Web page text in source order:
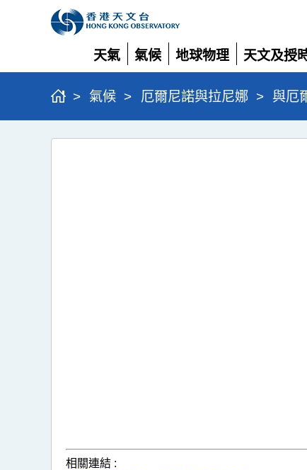
天氣
展
開
氣候
展
開
地球物理
展
開
天文及授
展
開
> 氣候 > 厄爾尼諾與拉尼娜 > 與厄
與
相關連結 :